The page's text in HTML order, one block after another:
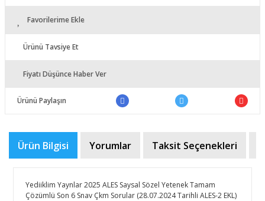
Favorilerime Ekle
Ürünü Tavsiye Et
Fiyatı Düşünce Haber Ver
Ürünü Paylaşın
Ürün Bilgisi Yorumlar Taksit Seçenekleri
Yediiklim Yaynlar 2025 ALES Saysal Sözel Yetenek Tamam
Çözümlü Son 6 Snav Çkm Sorular (28.07.2024 Tarihli ALES-2 EKL)